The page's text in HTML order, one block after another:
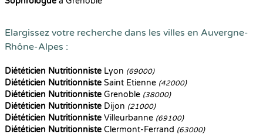
Elargissez votre recherche dans les villes en Auvergne-
Rhône-Alpes :
Diététicien Nutritionniste Lyon (69000)
Diététicien Nutritionniste Saint Etienne (42000)
Diététicien Nutritionniste Grenoble (38000)
Diététicien Nutritionniste Dijon (21000)
Diététicien Nutritionniste Villeurbanne (69100)
Diététicien Nutritionniste Clermont-Ferrand (63000)